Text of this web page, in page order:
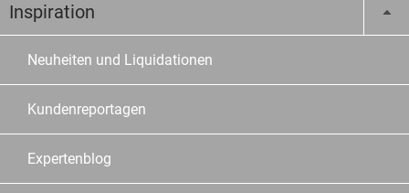
Inspiration
Neuheiten und Liquidationen
Kundenreportagen
Expertenblog